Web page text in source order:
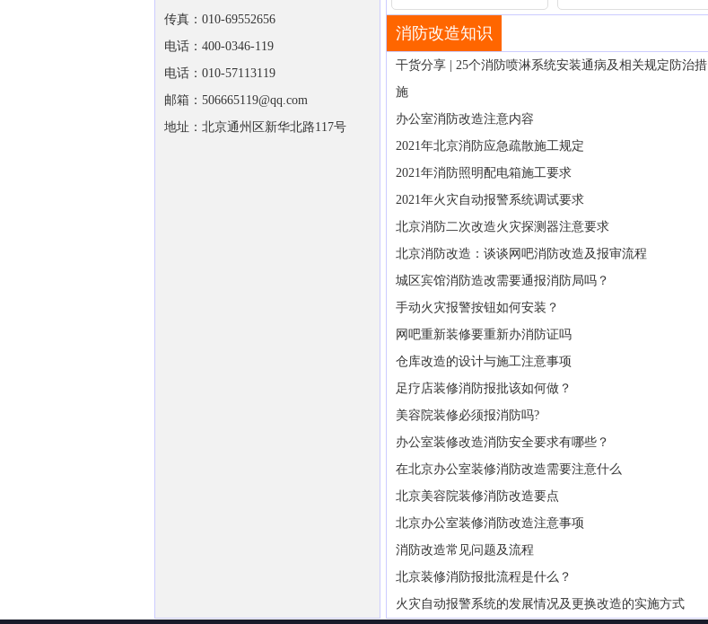
传真：010-69552656
电话：400-0346-119
电话：010-57113119
邮箱：506665119@qq.com
地址：北京通州区新华北路117号
消防改造知识
干货分享 | 25个消防喷淋系统安装通病及相关规定防治措
施
办公室消防改造注意内容
2021年北京消防应急疏散施工规定
2021年消防照明配电箱施工要求
2021年火灾自动报警系统调试要求
北京消防二次改造火灾探测器注意要求
北京消防改造：谈谈网吧消防改造及报审流程
城区宾馆消防造改需要通报消防局吗？
手动火灾报警按钮如何安装？
网吧重新装修要重新办消防证吗
仓库改造的设计与施工注意事项
足疗店装修消防报批该如何做？
美容院装修必须报消防吗?
办公室装修改造消防安全要求有哪些？
在北京办公室装修消防改造需要注意什么
北京美容院装修消防改造要点
北京办公室装修消防改造注意事项
消防改造常见问题及流程
北京装修消防报批流程是什么？
火灾自动报警系统的发展情况及更换改造的实施方式